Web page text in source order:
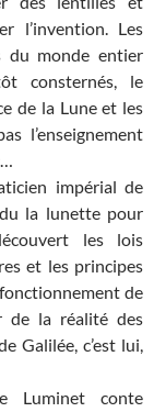
l’invention. Les
du monde entier
consternés, le
de la Lune et les
l’enseignement
impérial de
la lunette pour
les lois
et les principes
de
de la réalité des
Galilée, c’est lui,
Luminet conte